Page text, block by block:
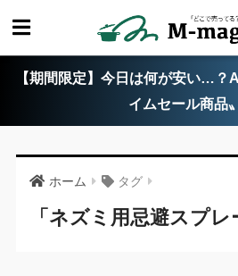
【期間限定】今日は何が安い…？
イムセール商品
ホーム タグ
「ネズミ用忌避スプ